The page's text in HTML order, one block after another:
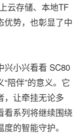
云存储、本地TF
优势，也彰显了中
小兴看看 SC80
陪伴”的意义。它
，让牵挂无论多
看系列将继续围绕
的智能守护。